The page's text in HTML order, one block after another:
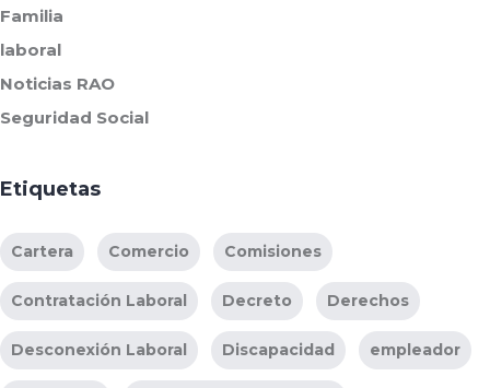
Familia
laboral
Noticias RAO
Seguridad Social
Etiquetas
Cartera Comercio Comisiones
Contratación Laboral Decreto Derechos
Desconexión Laboral Discapacidad empleador